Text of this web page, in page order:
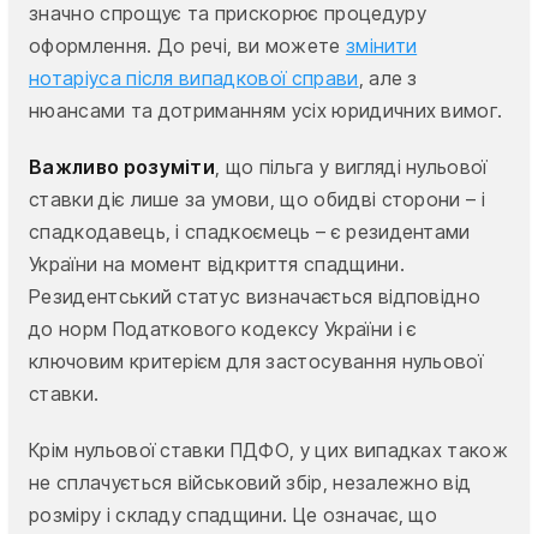
значно спрощує та прискорює процедуру
оформлення. До речі, ви можете змінити
нотаріуса після випадкової справи, але з
нюансами та дотриманням усіх юридичних вимог.
Важливо розуміти, що пільга у вигляді нульової
ставки діє лише за умови, що обидві сторони – і
спадкодавець, і спадкоємець – є резидентами
України на момент відкриття спадщини.
Резидентський статус визначається відповідно
до норм Податкового кодексу України і є
ключовим критерієм для застосування нульової
ставки.
Крім нульової ставки ПДФО, у цих випадках також
не сплачується військовий збір, незалежно від
розміру і складу спадщини. Це означає, що